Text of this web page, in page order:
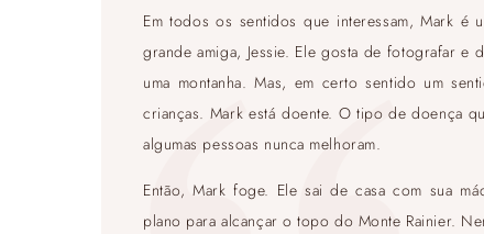
Em todos os sentidos que interessam, Mark é
grande amiga, Jessie. Ele gosta de fotografar e
uma montanha. Mas, em certo sentido um
crianças. Mark está doente. O tipo de doença
algumas pessoas nunca melhoram.
Então, Mark foge. Ele sai de casa com sua
plano para alcançar o topo do Monte Rainier.